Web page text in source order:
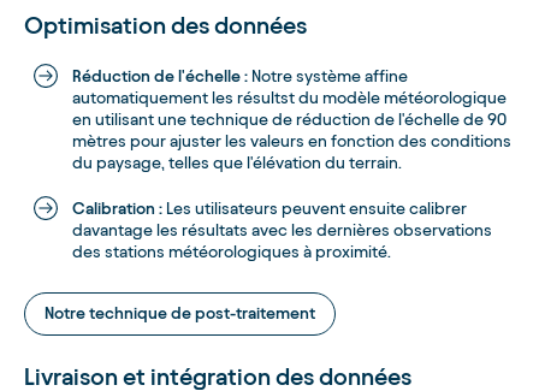
Optimisation des données
Réduction de l'échelle : Notre système affine
automatiquement les résultst du modèle météorologique
en utilisant une technique de réduction de l'échelle de 90
mètres pour ajuster les valeurs en fonction des conditions
du paysage, telles que l'élévation du terrain.
Calibration : Les utilisateurs peuvent ensuite calibrer
davantage les résultats avec les dernières observations
des stations météorologiques à proximité.
Notre technique de post-traitement
Livraison et intégration des données